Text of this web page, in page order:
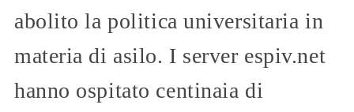
abolito la politica universitaria in
materia di asilo. I server espiv.net
hanno ospitato centinaia di